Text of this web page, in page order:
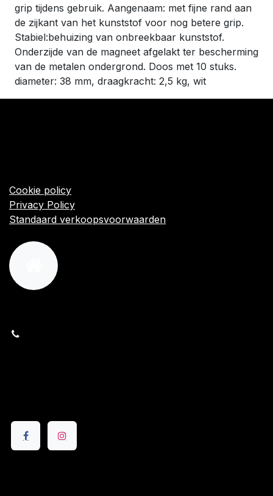
grip tijdens gebruik. Aangenaam: met fijne rand aan
de zijkant van het kunststof voor nog betere grip.
Stabiel:behuizing van onbreekbaar kunststof.
Onderzijde van de magneet afgelakt ter bescherming
van de metalen ondergrond. Doos met 10 stuks.
diameter: 38 mm, draagkracht: 2,5 kg, wit
Cookie policy
Privacy Policy
Standaard verkoopsvoorwaarden